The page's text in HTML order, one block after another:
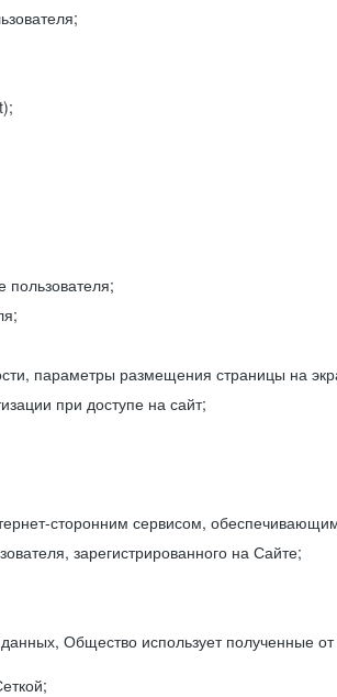
пользователя;
параметры размещения страницы на
при доступе на сайт;
сторонним сервисом, обеспечивающим
зарегистрированного на Сайте;
Общество использует полученные